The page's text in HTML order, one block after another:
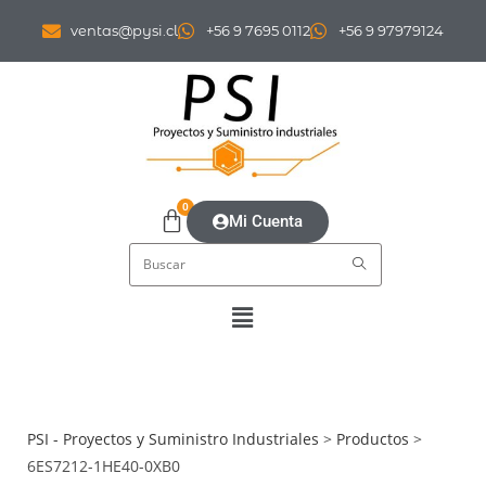
ventas@pysi.cl +56 9 7695 0112 +56 9 97979124
0
Mi Cuenta
PSI - Proyectos y Suministro Industriales > Productos >
6ES7212-1HE40-0XB0